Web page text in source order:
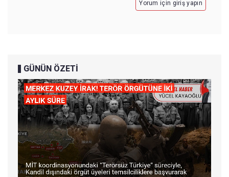
Yorum için giriş yapın
GÜNÜN ÖZETİ